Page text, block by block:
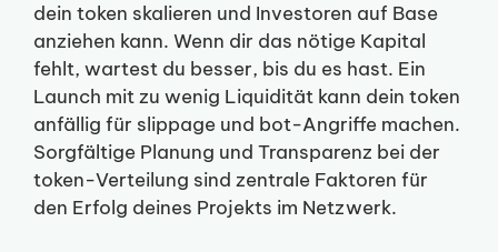
dein token skalieren und Investoren auf Base
anziehen kann. Wenn dir das nötige Kapital
fehlt, wartest du besser, bis du es hast. Ein
Launch mit zu wenig Liquidität kann dein token
anfällig für slippage und bot-Angriffe machen.
Sorgfältige Planung und Transparenz bei der
token-Verteilung sind zentrale Faktoren für
den Erfolg deines Projekts im Netzwerk.